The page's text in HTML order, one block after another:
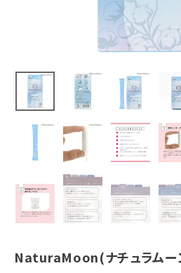
カテゴリーから探す
美容・コスメ・香水
衛生用品
日用品雑貨
フェムケア
インナー・下着・ナイトウェア
NaturaMoon(ナチュラムー